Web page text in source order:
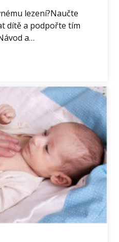
lezení?Naučte
dítě a podpořte tím
a…